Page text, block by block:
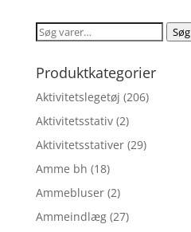
var:
kr. 44,95.
er:
kr. 33,71.
Søg
Søg
Produktkategorier
Aktivitetslegetøj (206)
Aktivitetsstativ (2)
Aktivitetsstativer (29)
Amme bh (18)
Ammebluser (2)
Ammeindlæg (27)